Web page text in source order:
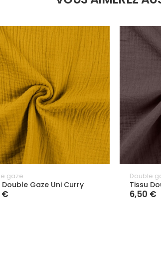
gaze
Double Gaze Uni Curry
€
Double
Tissu
6,50 €